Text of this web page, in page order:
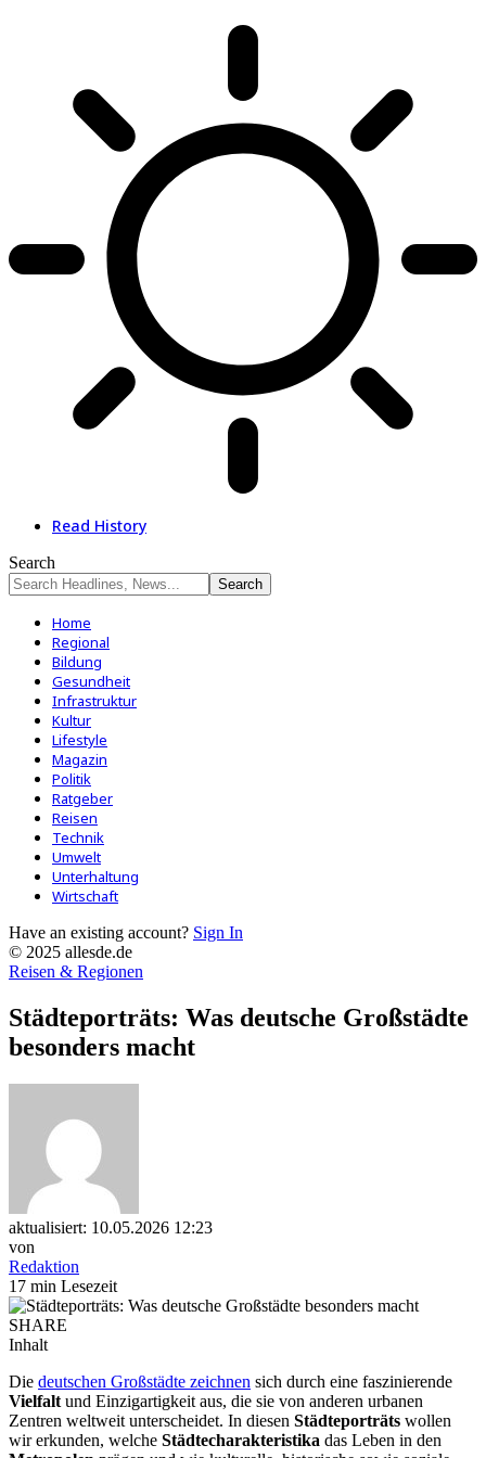
Read History
Search
Home
Regional
Bildung
Gesundheit
Infrastruktur
Kultur
Lifestyle
Magazin
Politik
Ratgeber
Reisen
Technik
Umwelt
Unterhaltung
Wirtschaft
Have an existing account? Sign In
© 2025 allesde.de
Reisen & Regionen
Städteporträts: Was deutsche Großstädte
besonders macht
aktualisiert: 10.05.2026 12:23
von
Redaktion
17 min Lesezeit
SHARE
Inhalt
Die deutschen Großstädte zeichnen sich durch eine faszinierende
Vielfalt und Einzigartigkeit aus, die sie von anderen urbanen
Zentren weltweit unterscheidet. In diesen Städteporträts wollen
wir erkunden, welche Städtecharakteristika das Leben in den